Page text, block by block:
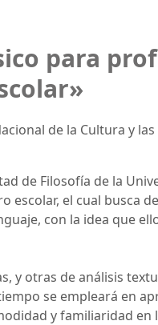
para
de la Cultura y
de Filosofía de la
escolar, el cual busca
con la idea que
y otras de análisis
se empleará en
y familiaridad